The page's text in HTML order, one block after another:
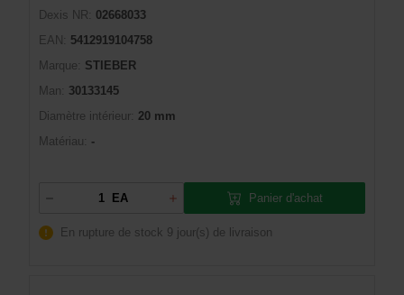
Dexis NR:
02668033
EAN:
5412919104758
Marque:
STIEBER
Man:
30133145
Diamètre intérieur: 20 mm
Matériau:
-
EA Panier d'achat
En rupture de stock 9 jour(s) de livraison